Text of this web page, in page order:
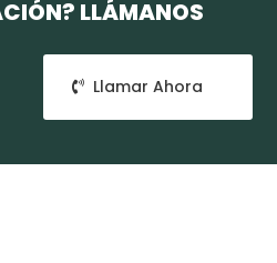
LLÁMANOS
Llamar Ahora